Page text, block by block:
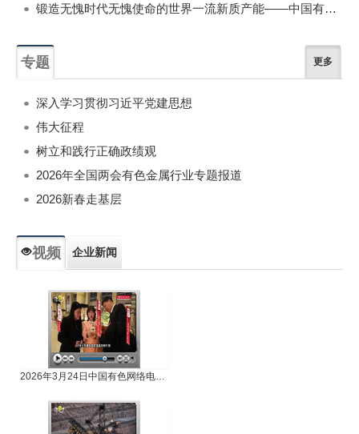
锻造无愧时代无愧使命的世界一流新质产能——中国有色金属工业的战略应对与破局之道（二）
专题 更多
深入学习贯彻习近平党建思想
伟大征程
树立和践行正确政绩观
2026年全国两会有色金属行业专题报道
2026新春走基层
视频 企业新闻
2026年3月24日中国有色网络电视新闻